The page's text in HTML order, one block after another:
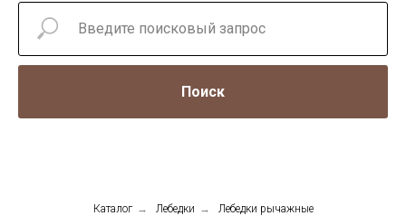
Поиск
Каталог → Лебедки → Лебедки рычажные